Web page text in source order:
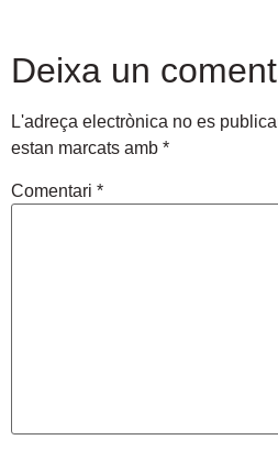
Deixa un
L'adreça electrònica no es
estan marcats amb *
Comentari *